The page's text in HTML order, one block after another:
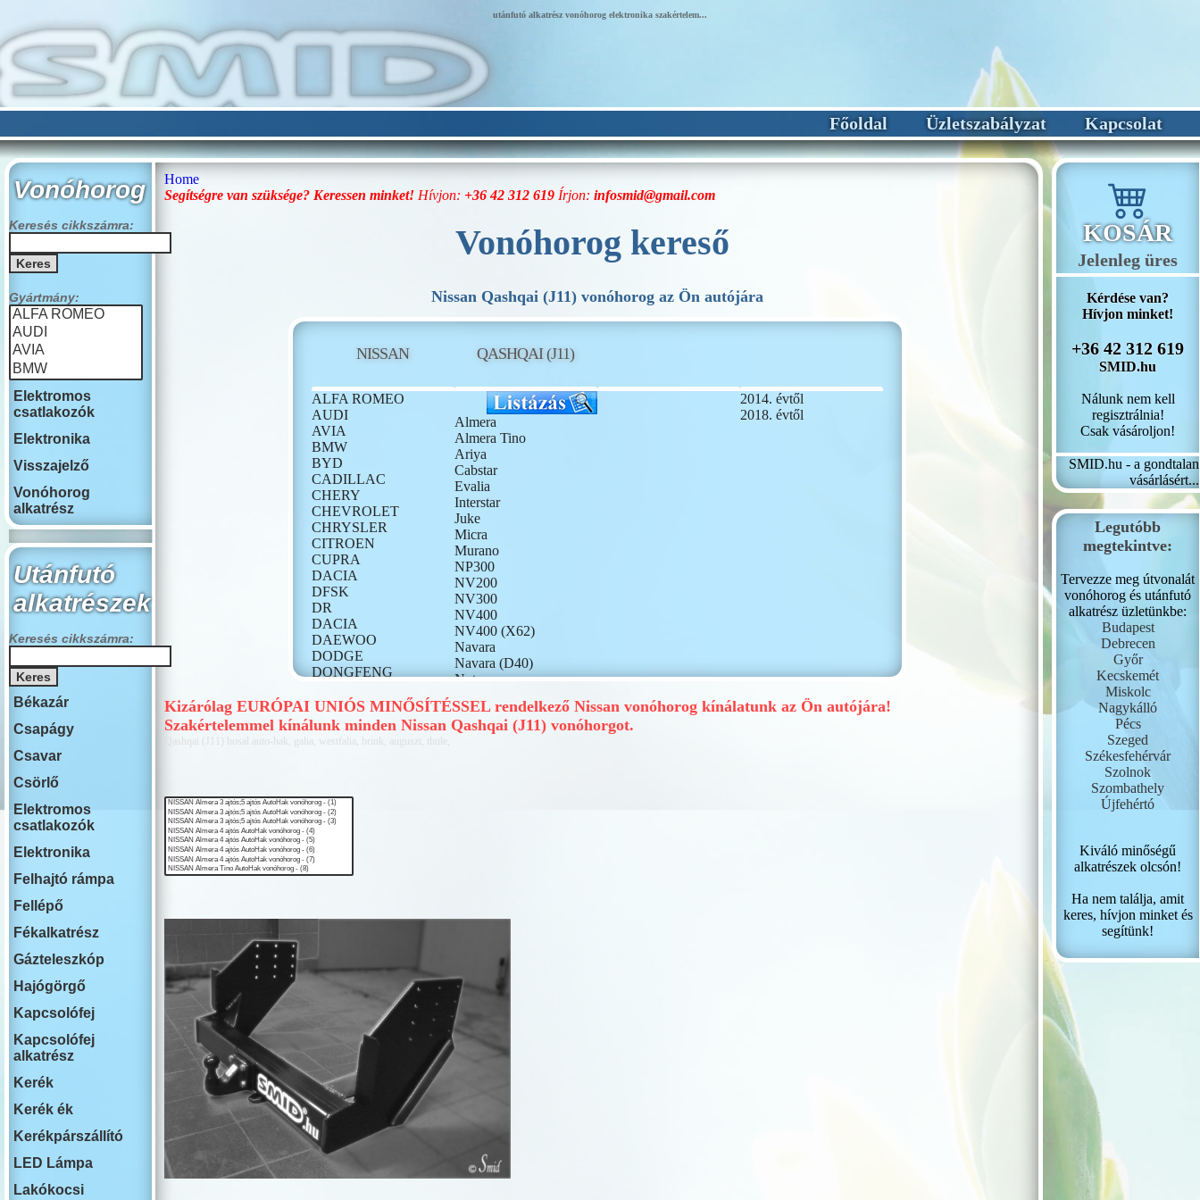
utánfutó alkatrész vonóhorog elektronika szakértelem...
Főoldal Üzletszabályzat Kapcsolat
Home
Segítségre van szüksége? Keressen minket! Hívjon: +36 42 312 619 Írjon: infosmid@gmail.com
Vonóhorog kereső
Nissan Qashqai (J11) vonóhorog az Ön autójára
NISSAN QASHQAI (J11)
ALFA ROMEO
AUDI
AVIA
BMW
BYD
CADILLAC
CHERY
CHEVROLET
CHRYSLER
CITROEN
CUPRA
DACIA
DFSK
DR
DACIA
DAEWOO
DODGE
DONGFENG
FORD
GONOW
HONDA
ISUZU
IVECO
JAECOO
JAGUAR
JEEP
KIA
LEAPMOTOR
LEXUS
MAHINDRA
MAZDA
MERCEDES
MINI COOPER
MITSUBISHI
NISSAN
OMODA
OPEL
PEUGEOT
PLYMOUTH
Almera
Almera Tino
Ariya
Cabstar
Evalia
Interstar
Juke
Micra
Murano
NP300
NV200
NV300
NV400
NV400 (X62)
Navara
Navara (D40)
Note
Patrol
Pixo
2014. évtől
2018. évtől
Kizárólag EURÓPAI UNIÓS MINŐSÍTÉSSEL rendelkező Nissan vonóhorog kínálatunk az Ön autójára!
Szakértelemmel kínálunk minden Nissan Qashqai (J11) vonóhorgot.
Qashqai (J11) bosal auto-hak, galia, westfalia, brink, auguszt, thule,
Vonóhorog
Keresés cikkszámra:
Gyártmány:
Elektromos
csatlakozók
Elektronika
Visszajelző
Vonóhorog
alkatrész
Utánfutó
alkatrészek
Keresés cikkszámra:
Békazár
Csapágy
Csavar
Csörlő
Elektromos
csatlakozók
Elektronika
Felhajtó rámpa
Fellépő
Fékalkatrész
Gázteleszkóp
Hajógörgő
Kapcsolófej
Kapcsolófej
alkatrész
Kerék
Kerék ék
Kerékpárszállító
LED Lámpa
Lakókocsi
KOSÁR
Jelenleg üres
Kérdése van?
Hívjon minket!
+36 42 312 619
SMID.hu
Nálunk nem kell
regisztrálnia!
Csak vásároljon!
SMID.hu - a gondtalan
vásárlásért...
Legutóbb
megtekintve:
Tervezze meg útvonalát
vonóhorog és utánfutó
alkatrész üzletünkbe:
Budapest
Debrecen
Győr
Kecskemét
Miskolc
Nagykálló
Pécs
Szeged
Székesfehérvár
Szolnok
Szombathely
Újfehértó
Kiváló minőségű
alkatrészek olcsón!
Ha nem találja, amit
keres, hívjon minket és
segítünk!